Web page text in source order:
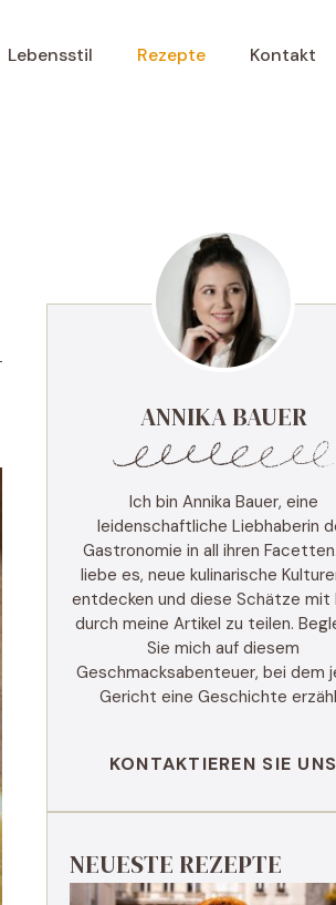
Lebensstil Rezepte Kontakt
ANNIKA BAUER
Ich bin Annika Bauer, eine
leidenschaftliche Liebhaberin
Gastronomie in all ihren
liebe es, neue kulinarische
entdecken und diese Schätze mit
durch meine Artikel zu teilen.
Sie mich auf diesem
Geschmacksabenteuer, bei dem
Gericht eine Geschichte
KONTAKTIEREN SIE UNS
NEUESTE REZEPTE